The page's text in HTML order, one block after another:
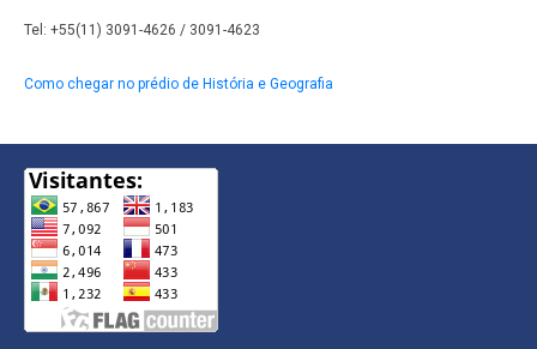
Tel: +55(11) 3091-4626 / 3091-4623
Como chegar no prédio de História e Geografia